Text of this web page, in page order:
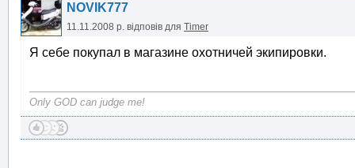
NOVIK777
11.11.2008 р. відповів для Timer
Я себе покупал в магазине охотничей экипировки.
Only GOD can judge me!